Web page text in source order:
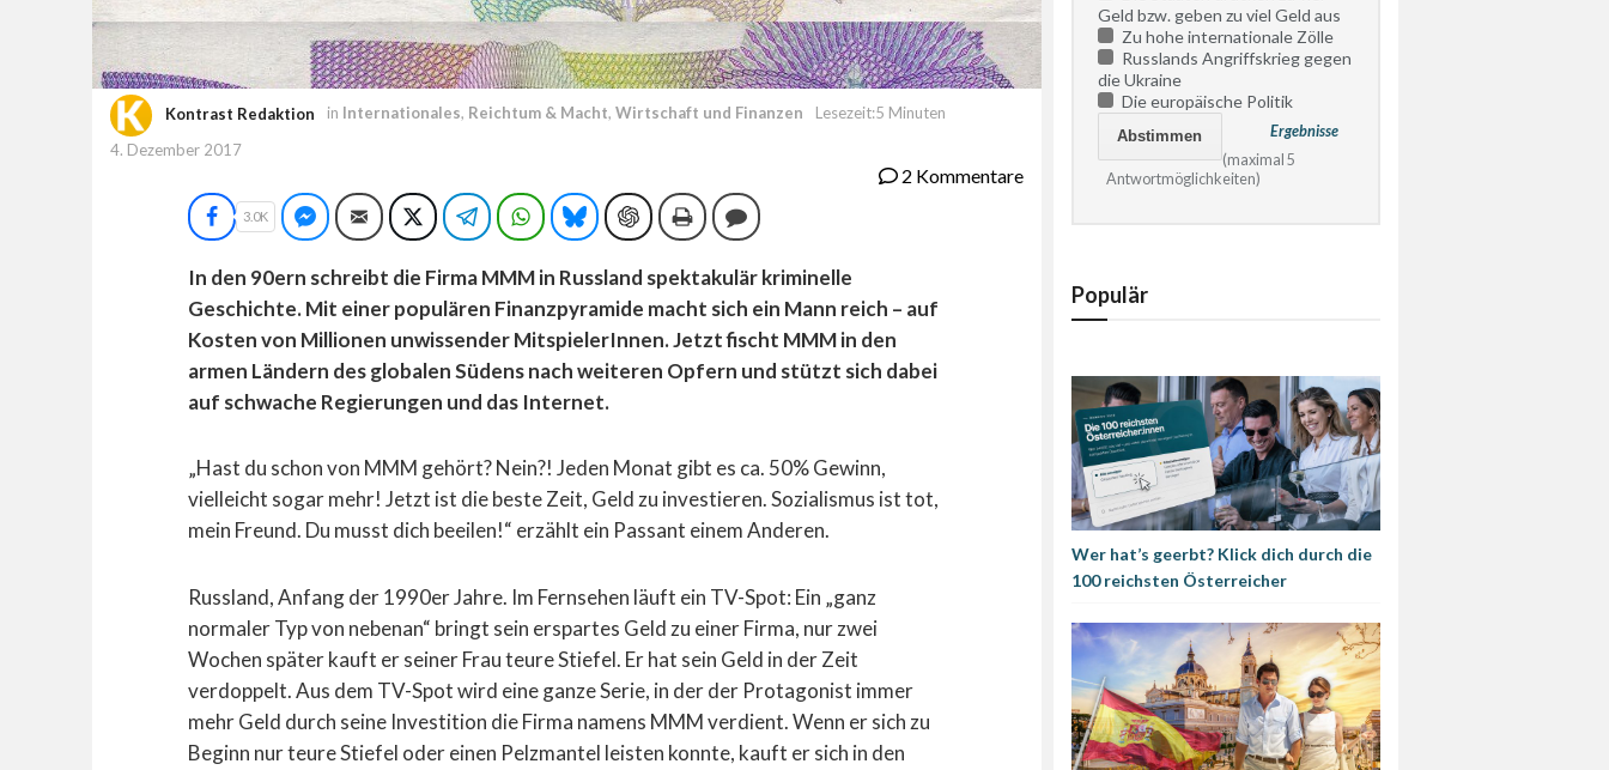
Kontrast Redaktion in Internationales, Reichtum & Macht,Wirtschaft und Finanzen
Lesezeit:5 Minuten
4. Dezember 2017
2 Kommentare
Facebook
3.0K Facebook Messenger
E-Mail TwitterTelegramWhatsAppBlueskyChatGPTDruckenKommentieren
In den 90ern schreibt die Firma MMM in Russland spektakulär kriminelle
Geschichte. Mit einer populären Finanzpyramide macht sich ein Mann reich – auf
Kosten von Millionen unwissender MitspielerInnen. Jetzt fischt MMM in den
armen Ländern des globalen Südens nach weiteren Opfern und stützt sich dabei
auf schwache Regierungen und das Internet.
„Hast du schon von MMM gehört? Nein?! Jeden Monat gibt es ca. 50% Gewinn,
vielleicht sogar mehr! Jetzt ist die beste Zeit, Geld zu investieren. Sozialismus ist tot,
mein Freund. Du musst dich beeilen!“ erzählt ein Passant einem Anderen.
Russland, Anfang der 1990er Jahre. Im Fernsehen läuft ein TV-Spot: Ein „ganz
normaler Typ von nebenan“ bringt sein erspartes Geld zu einer Firma, nur zwei
Wochen später kauft er seiner Frau teure Stiefel. Er hat sein Geld in der Zeit
verdoppelt. Aus dem TV-Spot wird eine ganze Serie, in der der Protagonist immer
mehr Geld durch seine Investition die Firma namens MMM verdient. Wenn er sich zu
Beginn nur teure Stiefel oder einen Pelzmantel leisten konnte, kauft er sich in den
Geld bzw. geben zu viel Geld aus
Zu hohe internationale Zölle
Russlands Angriffskrieg gegen
die Ukraine
Die europäische Politik
Ergebnisse
(maximal 5
Antwortmöglichkeiten)
Populär
Wer hat’s geerbt? Klick dich durch die
100 reichsten Österreicher